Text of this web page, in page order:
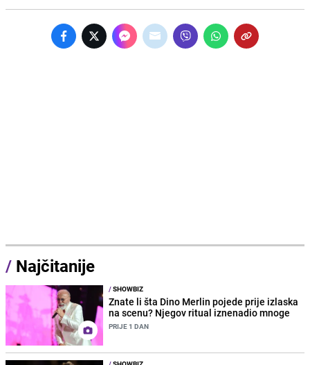
/ Najčitanije
/SHOWBIZ
Znate li šta Dino Merlin pojede prije izlaska
na scenu? Njegov ritual iznenadio mnoge
PRIJE 1 DAN